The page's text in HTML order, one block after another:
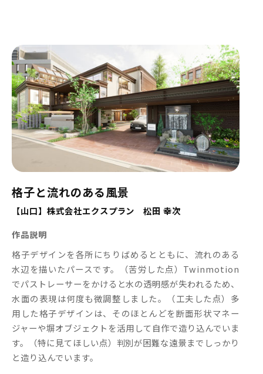
格子と流れのある風景
【山口】株式会社エクスプラン 松田 幸次
作品説明
格子デザインを各所にちりばめるとともに、流れのある
水辺を描いたパースです。（苦労した点）Twinmotion
でパストレーサーをかけると水の透明感が失われるため、
水面の表現は何度も微調整しました。（工夫した点）多
用した格子デザインは、そのほとんどを断面形状マネー
ジャーや塀オブジェクトを活用して自作で造り込んでいま
す。（特に見てほしい点）判別が困難な遠景までしっかり
と造り込んでいます。